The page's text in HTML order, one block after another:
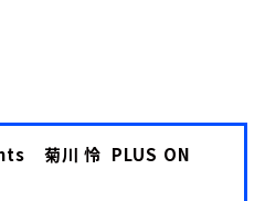
菊川 怜 PLUS ON